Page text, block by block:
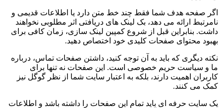
اگر صفحه هدف شما فقط چند خط متن دارد یا اطلاعات قدیمی و
نامرتبط ارائه می دهد، بک لینک های دریافتی اثر مطلوبی نخواهند
داشت. بنابراین قبل از شروع کمپین لینک سازی، زمان کافی برای
بهبود محتوای صفحات کلیدی خود اختصاص دهید.
نکته دیگری که باید به آن توجه کنید، داشتن صفحات تماس، درباره
ما و سیاست حریم خصوصی است. این صفحات نه تنها برای
کاربران اهمیت دارند، بلکه به اعتبار سایت شما از نظر گوگل نیز
کمک می کنند.
یک سایت حرفه ای باید تمام این صفحات را داشته باشد و اطلاعات